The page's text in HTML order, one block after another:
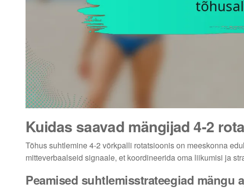
Kuidas saavad mängijad 4-2
Tõhus suhtlemine 4-2 võrkpalli rotatsioonis on meeskonna
mitteverbaalseid signaale, et koordineerida oma liikumisi ja
Peamised suhtlemisstrateegiad mängu